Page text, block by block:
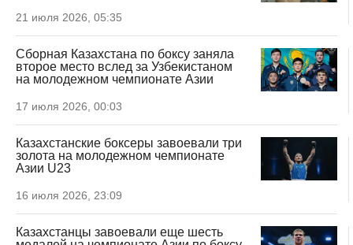
21 июля 2026, 05:35
Сборная Казахстана по боксу заняла
второе место вслед за Узбекистаном
на молодежном чемпионате Азии
17 июля 2026, 00:03
Казахстанские боксеры завоевали три
золота на молодежном чемпионате
Азии U23
16 июля 2026, 23:09
Казахстанцы завоевали еще шесть